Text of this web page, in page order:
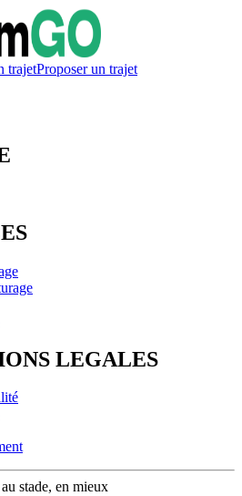
trajetProposer un trajet
LEGALES
stade, en mieux